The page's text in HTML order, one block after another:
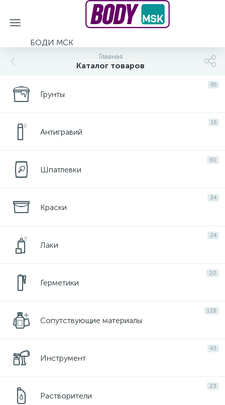
БОДИ МСК
Главная
Каталог товаров
66
Грунты
16
Антигравий
60
Шпатлевки
34
Краски
24
Лаки
20
Герметики
128
Сопутствующие материалы
43
Инструмент
23
Растворители